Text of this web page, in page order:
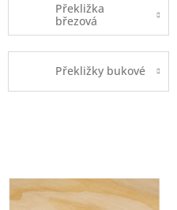
Překližka
březová
Překližky bukové